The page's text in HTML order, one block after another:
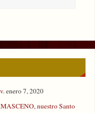
enero 7, 2020
nuestro Santo